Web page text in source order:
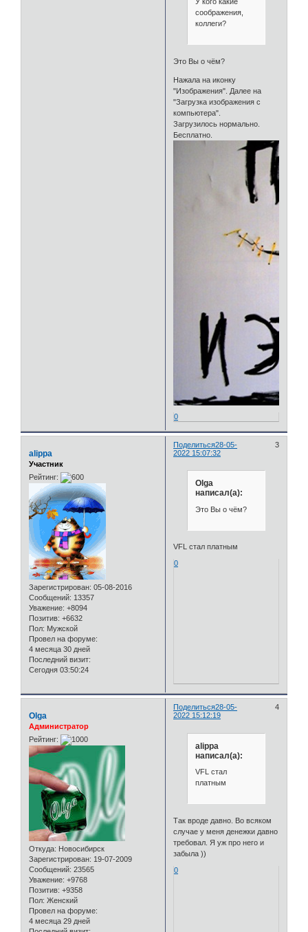
соображения,
коллеги?
Это Вы о чём?
Нажала на иконку
"Изображения". Далее на
"Загрузка изображения с
компьютера".
Загрузилось нормально.
Бесплатно.
0
Поделиться 3
28-05-
2022 15:07:32
alippa
Участник
Рейтинг:
Зарегистрирован: 05-08-2016
Сообщений: 13357
Уважение: +8094
Позитив: +6632
Пол: Мужской
Провел на форуме:
4 месяца 30 дней
Последний визит:
Сегодня 03:50:24
Olga
написал(а):
Это Вы о чём?
VFL стал платным
0
Поделиться 4
28-05-
2022 15:12:19
Olga
Администратор
Рейтинг:
Откуда: Новосибирск
Зарегистрирован: 19-07-2009
Сообщений: 23565
Уважение: +9768
Позитив: +9358
Пол: Женский
Провел на форуме:
4 месяца 29 дней
alippa
написал(а):
VFL стал
платным
Так вроде давно. Во всяком
случае у меня денежки давно
требовал. Я уж про него и
забыла ))
0